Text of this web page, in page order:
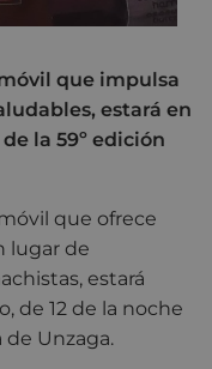
que impulsa
estará en
la 59º edición
que ofrece
lugar de
estará
de 12 de la noche
de Unzaga.